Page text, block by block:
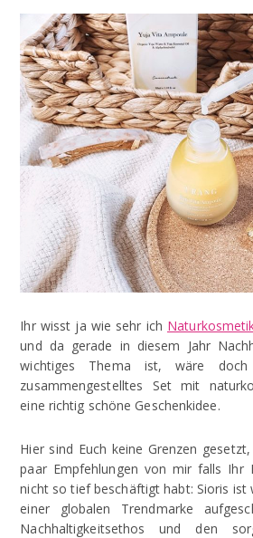
Ihr wisst ja wie sehr ich
und da gerade in diesem Jahr
wichtiges Thema ist, wäre
zusammengestelltes Set mit
eine richtig schöne Geschenkidee.
Hier sind Euch keine Grenzen
paar Empfehlungen von mir falls Ihr
nicht so tief beschäftigt habt: Sioris ist
einer globalen Trendmarke
Nachhaltigkeitsethos und den